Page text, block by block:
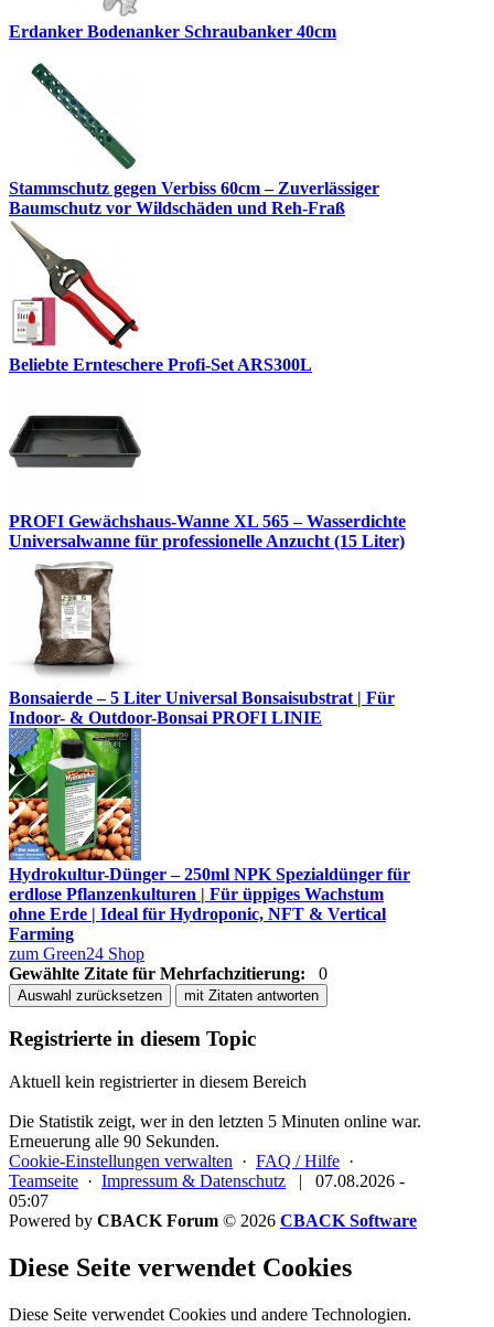
Erdanker Bodenanker Schraubanker 40cm
Stammschutz gegen Verbiss 60cm – Zuverlässiger
Baumschutz vor Wildschäden und Reh-Fraß
Beliebte Ernteschere Profi-Set ARS300L
PROFI Gewächshaus-Wanne XL 565 – Wasserdichte
Universalwanne für professionelle Anzucht (15 Liter)
Bonsaierde – 5 Liter Universal Bonsaisubstrat | Für
Indoor- & Outdoor-Bonsai PROFI LINIE
Hydrokultur-Dünger – 250ml NPK Spezialdünger für
erdlose Pflanzenkulturen | Für üppiges Wachstum
ohne Erde | Ideal für Hydroponic, NFT & Vertical
Farming
zum Green24 Shop
Gewählte Zitate für Mehrfachzitierung:
0
Auswahl zurücksetzen mit Zitaten antworten
Registrierte in diesem Topic
Aktuell kein registrierter in diesem Bereich
Die Statistik zeigt, wer in den letzten 5 Minuten online war.
Erneuerung alle 90 Sekunden.
Cookie-Einstellungen verwalten · FAQ / Hilfe ·
Teamseite · Impressum & Datenschutz |
07.08.2026 -
05:07
Powered by CBACK Forum © 2026 CBACK Software
Diese Seite verwendet Cookies
Diese Seite verwendet Cookies und andere Technologien.